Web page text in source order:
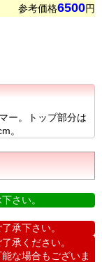
参考価格6500円
ー。トップ部分は
。
さい。
承下さい。
承ください。
な場合もございま